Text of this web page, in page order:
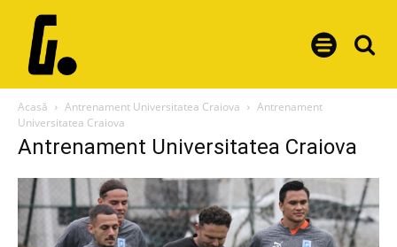
Acasă Antrenament Universitatea Craiova
Antrenament
Universitatea Craiova
Antrenament Universitatea Craiova